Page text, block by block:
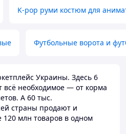
K-pop руми костюм для
Футбольные ворота и
Украины. Здесь 6
всё необходимое — от корма
А 60 тыс.
страны продают и
120 млн товаров в одном